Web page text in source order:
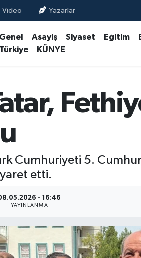
Video Yazarlar
Genel Asayiş Siyaset Eğitim
Türkiye
KÜNYE
Cumhuriyeti 5.
etti.
- 16:46
YAYINLANMA